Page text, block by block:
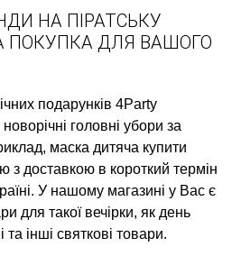
НА ПІРАТСЬКУ
ПОКУПКА ДЛЯ ВАШОГО
подарунків 4Party
новорічні головні убори за
маска дитяча купити
з доставкою в короткий термін
У нашому магазині у Вас є
для такої вечірки, як день
та інші святкові товари.